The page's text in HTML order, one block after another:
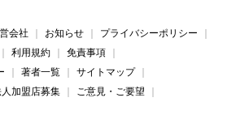
会社 お知らせ
プライバシーポリシー
利用規約
免責事項
著者一覧
サイトマップ
加盟店募集
ご意見・ご要望